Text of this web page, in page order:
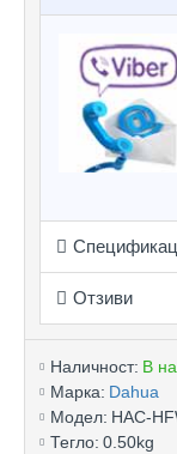
Отзиви
Наличност: В
Марка: Dahua
Модел: HAC-
Тегло: 0.50kg